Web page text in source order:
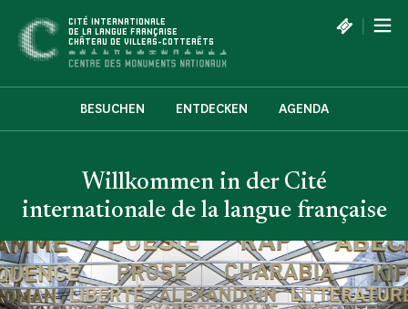
CITÉ INTERNATIONALE
DE LA LANGUE FRANÇAISE
CHÂTEAU DE VILLERS-COTTERÊTS
|
BESUCHEN ENTDECKEN AGENDA
Willkommen in der Cité
internationale de la langue française